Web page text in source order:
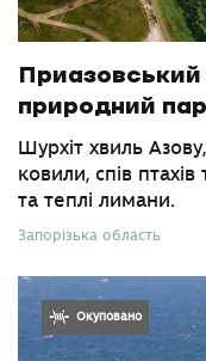
Приазовський
природний
Шурхіт хвиль
ковили, спів
та теплі лимани.
Запорізька область
Окуповано